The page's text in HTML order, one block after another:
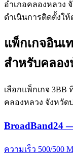
อำเภอคลองหลวง
ดำเนินการติดตั้งใ
แพ็กเกจอินเ
สำหรับคลอง
เลือกแพ็กเกจ
คลองหลวง จังหวัด
BroadBand24
ความเร็ว 500/500